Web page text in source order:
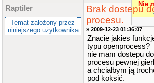
Nie
Raptiler
Temat założony przez
niniejszego użytkownika
Brak dostepu
procesu.
» 2009-12-23 01:36:07
Znacie jakies
typu openprocess?
nie mam dostepu do
procesu pewnej
a chciałbym ją
pod koksić.